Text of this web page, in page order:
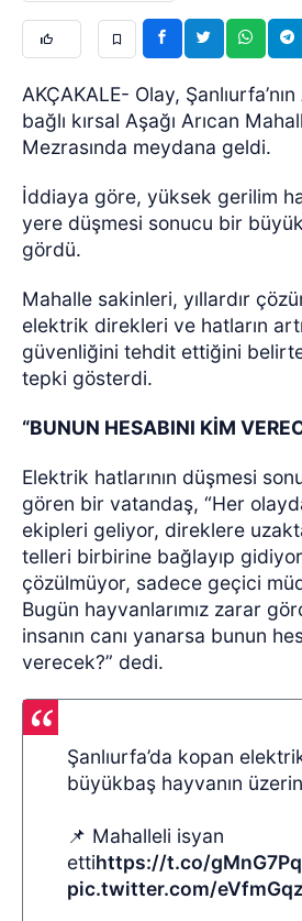
AKÇAKALE- Olay,
bağlı kırsal Aşağı Arıcan
Mezrasında meydana geldi.
İddiaya göre, yüksek gerilim
yere düşmesi sonucu bir
gördü.
Mahalle sakinleri, yıllardır
elektrik direkleri ve hatların
güvenliğini tehdit ettiğini
tepki gösterdi.
“BUNUN HESABINI KİM
Elektrik hatlarının düşmesi
gören bir vatandaş, “Her
ekipleri geliyor, direklere
telleri birbirine bağlayıp
çözülmüyor, sadece geçici
Bugün hayvanlarımız zarar
insanın canı yanarsa bunun
verecek?” dedi.
Şanlıurfa’da kopan
büyükbaş hayvanın
📌 Mahalleli isyan
ettihttps://t.co/
pic.twitter.com/